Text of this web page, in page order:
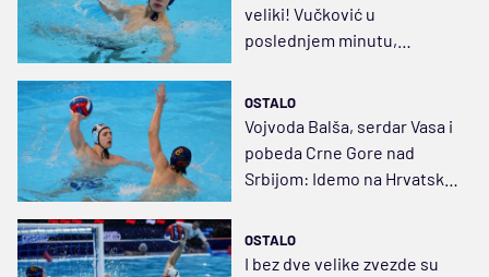
veliki! Vučković u
poslednjem minutu,
OSTALO
Vojvoda Balša, serdar Vasa i
pobeda Crne Gore nad
Srbijom: Idemo na Hrvatsku
OSTALO
I bez dve velike zvezde su